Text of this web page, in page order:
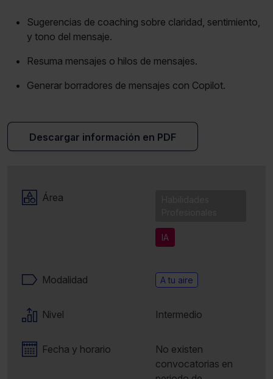
Sugerencias de coaching sobre claridad, sentimiento,
y tono del mensaje.
Resuma mensajes o hilos de mensajes.
Generar borradores de mensajes con Copilot.
Descargar información en PDF
Área
IA
Modalidad A tu aire
Nivel Intermedio
Fecha y horario
No existen
convocatorias en